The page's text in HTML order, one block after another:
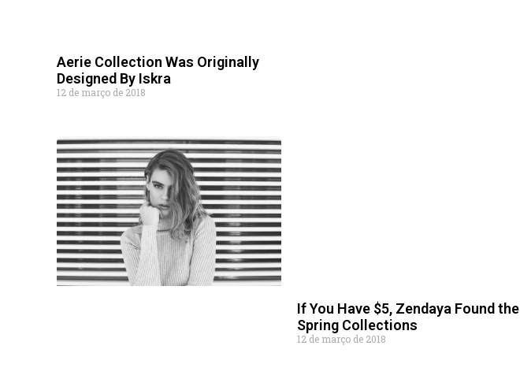
Aerie Collection Was Originally
Designed By Iskra
12 de março de 2018
If You Have $5, Zendaya Found the
Spring Collections
12 de março de 2018